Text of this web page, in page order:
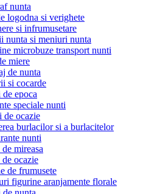
nunta
logodna si verighete
si infrumusetare
nunta si meniuri nunta
microbuze transport nunti
miere
de nunta
si cocarde
epoca
speciale nunti
de ocazie
burlacilor si a burlacitelor
nunti
mireasa
ocazie
de frumusete
figurine aranjamente florale